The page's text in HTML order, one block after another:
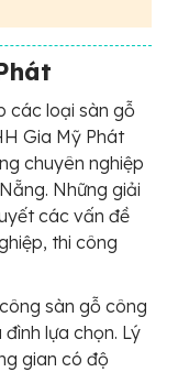
các loại sàn gỗ
Gia Mỹ Phát
chuyên nghiệp
Những giải
các vấn đề
thi công
sàn gỗ công
lựa chọn. Lý
gian có độ